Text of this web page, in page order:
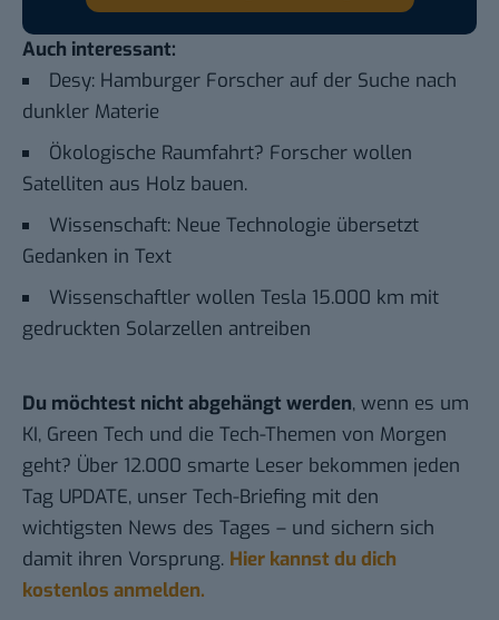
Auch interessant:
Desy: Hamburger Forscher auf der Suche nach
dunkler Materie
Ökologische Raumfahrt? Forscher wollen
Satelliten aus Holz bauen.
Wissenschaft: Neue Technologie übersetzt
Gedanken in Text
Wissenschaftler wollen Tesla 15.000 km mit
gedruckten Solarzellen antreiben
Du möchtest nicht abgehängt werden, wenn es um
KI, Green Tech und die Tech-Themen von Morgen
geht? Über 12.000 smarte Leser bekommen jeden
Tag UPDATE, unser Tech-Briefing mit den
wichtigsten News des Tages – und sichern sich
damit ihren Vorsprung. Hier kannst du dich
kostenlos anmelden.